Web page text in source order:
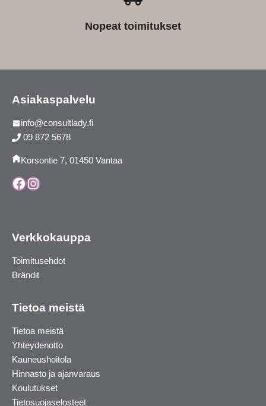
Nopeat toimitukset
Asiakaspalvelu
info@consultlady.fi
09 872 5678
Korsontie 7, 01450 Vantaa
Facebook
Instagram
Verkkokauppa
Toimitusehdot
Brändit
Tietoa meistä
Tietoa meistä
Yhteydenotto
Kauneushoitola
Hinnasto ja ajanvaraus
Koulutukset
Tietosuojaselosteet